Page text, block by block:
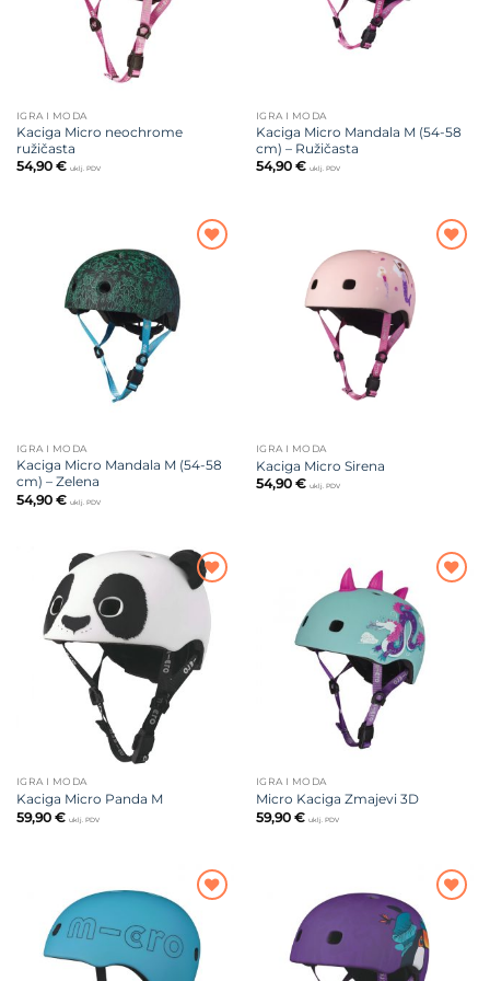
IGRA I MODA
Kaciga Micro neochrome
ružičasta
54,90 € uklj. PDV
IGRA I MODA
Kaciga Micro Mandala M (54-58
cm) – Ružičasta
54,90 € uklj. PDV
IGRA I MODA
Kaciga Micro Mandala M (54-58
cm) – Zelena
54,90 € uklj. PDV
IGRA I MODA
Kaciga Micro Sirena
54,90 € uklj. PDV
Dodajte
IGRA I MODA
Kaciga Micro Panda M
59,90 € uklj. PDV
IGRA I MODA
Micro Kaciga Zmajevi 3D
59,90 € uklj. PDV
Dodajte
na listu
želja
Dodajte
na listu
želja